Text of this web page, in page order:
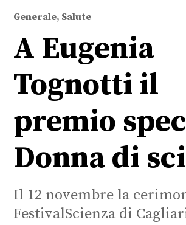
Generale, Salute
A Eugenia
Tognotti il
premio
Donna di
Il 12 novembre la
FestivalScienza di